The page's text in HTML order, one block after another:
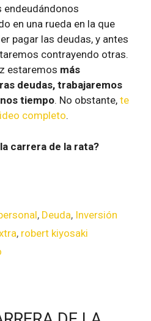
endeudándonos
en una rueda en la que
pagar las deudas, y antes
contrayendo otras.
estaremos más
deudas, trabajaremos
tiempo. No obstante, te
completo.
carrera de la rata?
, Deuda, Inversión
, robert kiyosaki